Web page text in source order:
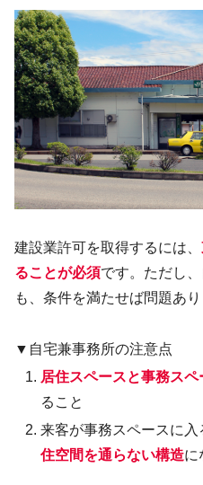
建設業許可を取得するには、
ることが必須です。ただし
も、条件を満たせば問題あ
▼自宅兼事務所の注意点
居住スペースと事務ス
ること
来客が事務スペースに入
住空間を通らない構造に